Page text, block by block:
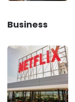
Business